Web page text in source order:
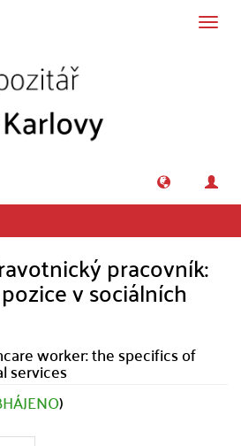
pracovník:
v sociálních
worker: the specifics of
services
)